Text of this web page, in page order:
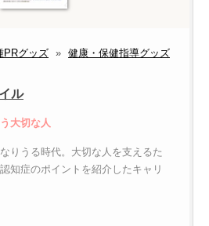
PRグッズ » 健康・保健指導グッズ
ル
大切な人
りうる時代。大切な人を支えるた
知症のポイントを紹介したキャリ